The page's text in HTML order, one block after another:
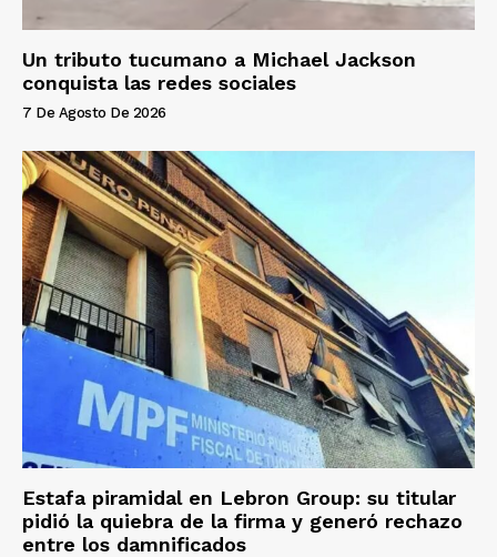
Un tributo tucumano a Michael Jackson
conquista las redes sociales
7 De Agosto De 2026
Estafa piramidal en Lebron Group: su titular
pidió la quiebra de la firma y generó rechazo
entre los damnificados